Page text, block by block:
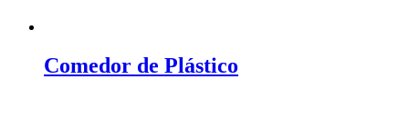
Comedor de Plástico